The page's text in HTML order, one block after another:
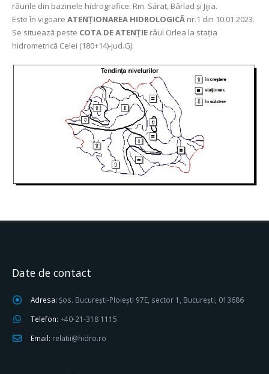
râurile din bazinele hidrografice: Rm. Sărat, Bârlad şi Jijia.
Este în vigoare ATENȚIONAREA HIDROLOGICĂ nr.1 din 10.01.2023.
Se situează peste COTA DE ATENȚIE râul Orlea la stația
hidrometrică Celei (180+14)-jud.GJ.
Date de contact
Adresa: Șos. București-Ploiești 97E, sector 1, București, 013686
Telefon: +40-21-318 1115
Email: relatii@hidro.ro